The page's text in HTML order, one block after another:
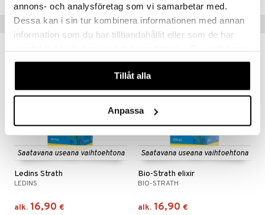
annons- och analysföretag som vi samarbetar med.
Dessa kan i sin tur kombinera informationen med annan
information som du har tillhandahållit eller som de har
våra cookies vid fortsatt användande av vår webbplats.
Tillåt alla
Anpassa
Suositut tuotteet
Saatavana useana vaihtoehtona
Ledins Strath
LEDINS
alk. 16,90 €
Saatavana useana vaihtoehtona
Bio-Strath elixir
BIO-STRATH
alk. 16,90 €